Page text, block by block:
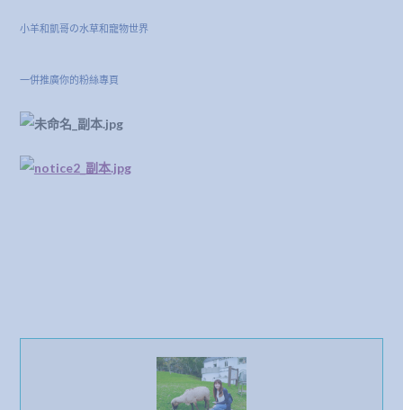
小羊和凱哥の水草和寵物世界
一併推廣你的粉絲專頁